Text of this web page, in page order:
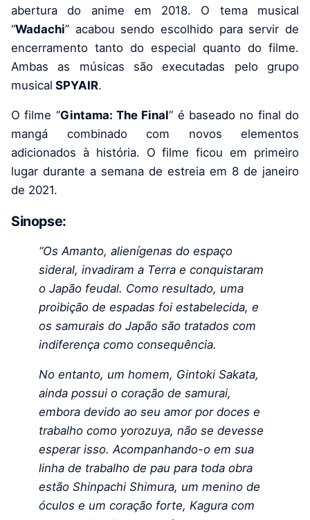
abertura do anime em 2018. O tema musical
“Wadachi” acabou sendo escolhido para servir de
encerramento tanto do especial quanto do filme.
Ambas as músicas são executadas pelo grupo
musical SPYAIR.
O filme “Gintama: The Final” é baseado no final do
mangá combinado com novos elementos
adicionados à história. O filme ficou em primeiro
lugar durante a semana de estreia em 8 de janeiro
de 2021.
Sinopse:
“Os Amanto, alienígenas do espaço
sideral, invadiram a Terra e conquistaram
o Japão feudal. Como resultado, uma
proibição de espadas foi estabelecida, e
os samurais do Japão são tratados com
indiferença como consequência.
No entanto, um homem, Gintoki Sakata,
ainda possui o coração de samurai,
embora devido ao seu amor por doces e
trabalho como yorozuya, não se devesse
esperar isso. Acompanhando-o em sua
linha de trabalho de pau para toda obra
estão Shinpachi Shimura, um menino de
óculos e um coração forte, Kagura com